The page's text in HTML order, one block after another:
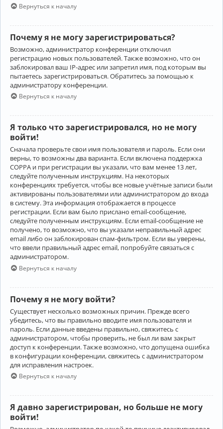
Вернуться к началу
Почему я не могу зарегистрироваться?
Возможно, администратор конференции отключил
регистрацию новых пользователей. Также возможно, что он
заблокировал ваш IP-адрес или запретил имя, под которым вы
пытаетесь зарегистрироваться. Обратитесь за помощью к
администратору конференции.
Вернуться к началу
Я только что зарегистрировался, но не могу
войти!
Сначала проверьте свои имя пользователя и пароль. Если они
верны, то возможны два варианта. Если включена поддержка
COPPA и при регистрации вы указали, что вам менее 13 лет,
следуйте полученным инструкциям. На некоторых
конференциях требуется, чтобы все новые учётные записи были
активированы пользователями или администратором до входа
в систему. Эта информация отображается в процессе
регистрации. Если вам было прислано email-сообщение,
следуйте полученным инструкциям. Если email-сообщение не
получено, то возможно, что вы указали неправильный адрес
email либо он заблокирован спам-фильтром. Если вы уверены,
что ввели правильный адрес email, попробуйте связаться с
администратором.
Вернуться к началу
Почему я не могу войти?
Существует несколько возможных причин. Прежде всего
убедитесь, что вы правильно вводите имя пользователя и
пароль. Если данные введены правильно, свяжитесь с
администратором, чтобы проверить, не был ли вам закрыт
доступ к конференции. Также возможно, что допущена ошибка
в конфигурации конференции, свяжитесь с администратором
для исправления настроек.
Вернуться к началу
Я давно зарегистрирован, но больше не могу
войти!